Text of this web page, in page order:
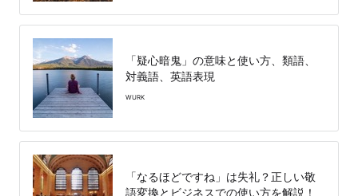
「疑心暗鬼」の意味と使い方、類語、
対義語、英語表現
WURK
「なるほどですね」は失礼？正しい敬
語変換とビジネスでの使い方を解説！